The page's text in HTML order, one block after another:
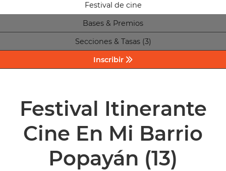
Festival de cine
Bases & Premios
Secciones & Tasas (3)
Inscribir
Festival Itinerante
Cine En Mi Barrio
Popayán (13)